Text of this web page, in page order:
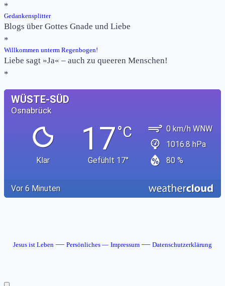
*
Gedankensplitter
Blogs über Gottes Gnade und Liebe
*
Willkommen unterm Regenbogen!
Liebe sagt »Ja« – auch zu queeren Menschen!
*
Jesus ist Leben — Persönliches — Impressum — Datenschutzerklärung